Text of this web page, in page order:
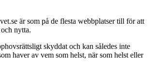
är som på de flesta webbplatser till för att
nytta.
skyddat och kan således inte
haver av vem som helst, när som helst eller